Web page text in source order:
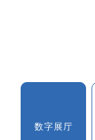
数字展厅